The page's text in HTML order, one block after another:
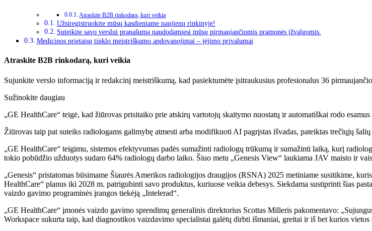
Atraskite B2B rinkodarą, kuri veikia
Užsiregistruokite mūsų kasdieniame naujienų rinkinyje!
Suteikite savo verslui pranašumą naudodamiesi mūsų pirmaujančiomis pramonės įžvalgomis.
Medicinos prietaisų tinklo meistriškumo apdovanojimai – įėjimo privalumai
Atraskite B2B rinkodarą, kuri veikia
Sujunkite verslo informaciją ir redakcinį meistriškumą, kad pasiektumėte įsitraukusius profesionalus 36
Sužinokite daugiau
„GE HealthCare“ teigė, kad žiūrovas prisitaiko prie atskirų vartotojų skaitymo nuostatų ir automatiškai rodo
Žiūrovas taip pat suteiks radiologams galimybę atmesti arba modifikuoti AI pagrįstas išvadas, pateiktas trečiųjų
„GE HealthCare“ teigimu, sistemos efektyvumas padės sumažinti radiologų trūkumą ir sumažinti laiką, kurį
tokio pobūdžio užduotys sudaro 64% radiologų darbo laiko. Šiuo metu „Genesis View“ laukiama JAV maisto ir
„Genesis“ pristatomas būsimame Šiaurės Amerikos radiologijos draugijos (RSNA) 2025 metiniame susitikime,
HealthCare“ planus iki 2028 m. patrigubinti savo produktus, kuriuose veikia debesys. Siekdama sustiprinti šias
vaizdo gavimo programinės įrangos tiekėją „Intelerad“.
„GE HealthCare“ įmonės vaizdo gavimo sprendimų generalinis direktorius Scottas Milleris pakomentavo:
Workspace sukurta taip, kad diagnostikos vaizdavimo specialistai galėtų dirbti išmaniai, greitai ir iš bet kurios